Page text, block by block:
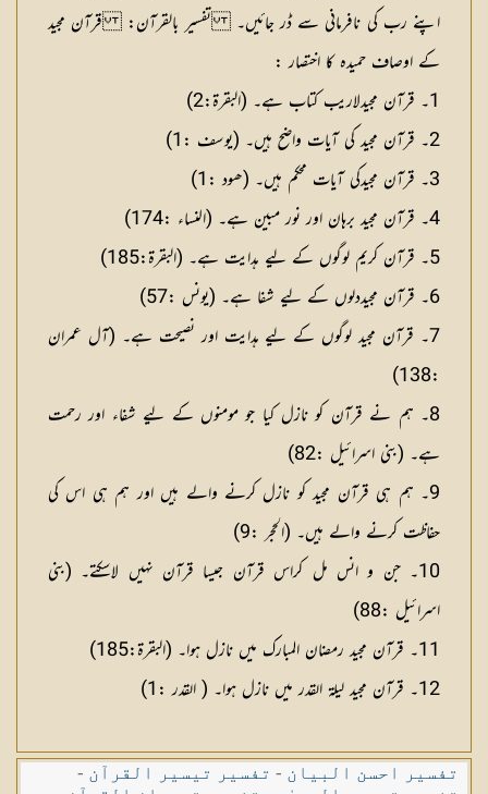
اپنے رب کی نافرمانی سے ڈر جائیں۔تفسیر بالقرآن: قرآن مجید
کے اوصاف حمیدہ کا اختصار :
1۔ قرآن مجیدلاریب کتاب ہے۔ (البقرۃ:2)
2۔ قرآن مجید کی آیات واضح ہیں۔ (یوسف :1)
3۔ قرآن مجیدکی آیات محکم ہیں۔ (ھود :1)
4۔ قرآن مجید برہان اور نور مبین ہے۔ (النساء :174)
5۔ قرآن کریم لوگوں کے لیے ہدایت ہے۔ (البقرۃ:185)
6۔ قرآن مجیددلوں کے لیے شفا ہے۔ (یونس :57)
7۔ قرآن مجید لوگوں کے لیے ہدایت اور نصیحت ہے۔ (آل عمران
:138)
8۔ ہم نے قرآن کو نازل کیا جو مومنوں کے لیے شفاء اور رحمت
ہے۔ (بنی اسرائیل :82)
9۔ ہم ہی قرآن مجید کو نازل کرنے والے ہیں اور ہم ہی اس کی
حفاظت کرنے والے ہیں۔ (الحجر :9)
10۔ جن و انس مل کراس قرآن جیسا قرآن نہیں لاسکتے۔ (بنی
اسرائیل :88)
11۔ قرآن مجید رمضان المبارک میں نازل ہوا۔ (البقرۃ:185)
12۔ قرآن مجید لیلۃ القدر میں نازل ہوا۔ ( القدر :1)
تفسیر احسن البیان - تفسیر تیسیر القرآن -